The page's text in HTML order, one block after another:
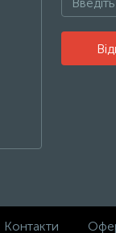
Контакти